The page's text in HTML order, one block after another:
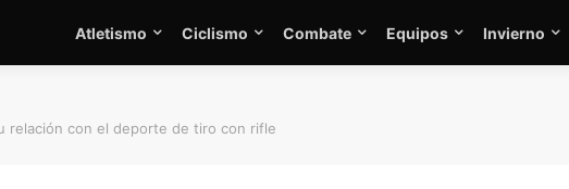
Atletismo Ciclismo Combate Equipos Invierno
relación con el deporte de tiro con rifle